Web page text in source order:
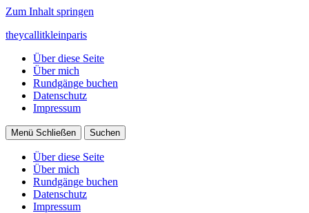
Zum Inhalt springen
theycallitkleinparis
Über diese Seite
Über mich
Rundgänge buchen
Datenschutz
Impressum
Menü Schließen Suchen
Über diese Seite
Über mich
Rundgänge buchen
Datenschutz
Impressum